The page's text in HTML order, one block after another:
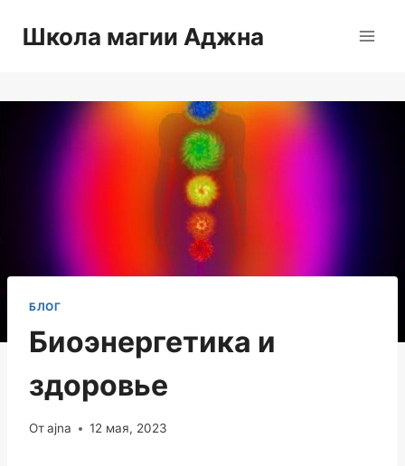
Школа магии Аджна
БЛОГ
Биоэнергетика и
здоровье
Отajna 12 мая, 2023